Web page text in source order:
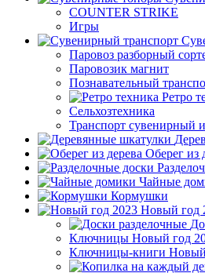
COUNTER STRIKE
Игры
Паровоз разборный
Паровозик магнит
Познавательный
Ретро
Сельхозтехника
Транспорт сувенирный
Оберег из
Чайные
Кормушки
Новый год
Ключницы Новый год
Ключницы-книги Новый